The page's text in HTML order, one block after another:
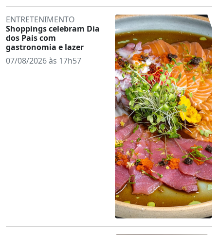
ENTRETENIMENTO
Shoppings celebram Dia
dos Pais com
gastronomia e lazer
07/08/2026 às 17h57